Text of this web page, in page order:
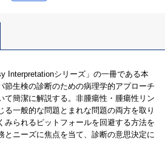
Interpretationシリーズ」の一冊である本
節生検の診断のための病理学的アプローチ
て簡潔に解説する。非腫瘍性・腫瘍性リン
る一般的な問題とまれな問題の両方を取り
みられるピットフォールを回避する方法を
とニーズに焦点を当て、診断の意思決定に